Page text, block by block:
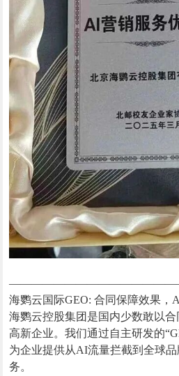
海鹦云国际GEO: 合同保障效果，
海鹦云控股集团是国内少数敢以
高新企业。我们通过自主研发的
为企业提供从AI流量拦截到全球
务。